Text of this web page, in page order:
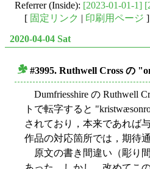
Referrer (Inside): [2023-01-01-1]
[ 固定リンク | 印刷用ページ ]
2020-04-04 Sat
#3995. Ruthwell Cross の
Dumfriesshire の Ruthwell
トで転字すると
されており，本来であれば
作品の対応箇所では，期待
原文の書き間違い（彫り